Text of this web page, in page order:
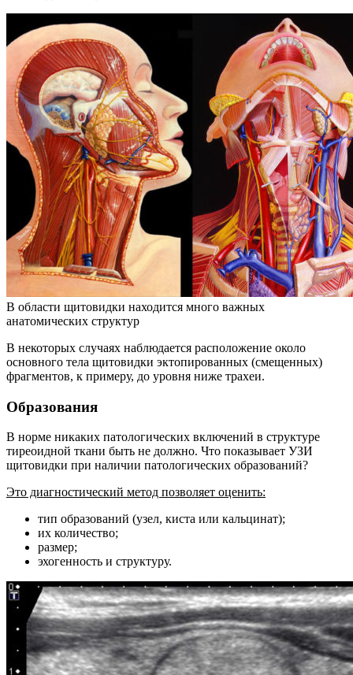
В области щитовидки находится много важных
анатомических структур
В некоторых случаях наблюдается расположение около
основного тела щитовидки эктопированных (смещенных)
фрагментов, к примеру, до уровня ниже трахеи.
Образования
В норме никаких патологических включений в структуре
тиреоидной ткани быть не должно. Что показывает УЗИ
щитовидки при наличии патологических образований?
Это диагностический метод позволяет оценить:
тип образований (узел, киста или кальцинат);
их количество;
размер;
эхогенность и структуру.